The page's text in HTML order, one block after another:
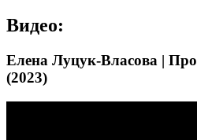
Видео:
Елена Луцук-Власова |
(2023)